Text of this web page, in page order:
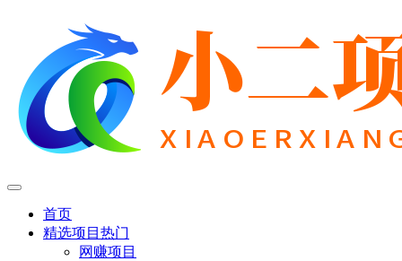
首页
精选项目 热门
网赚项目